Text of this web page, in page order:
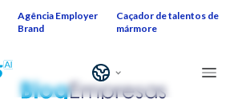
Agência Employer
Brand
Caçador de talentos de
mármore